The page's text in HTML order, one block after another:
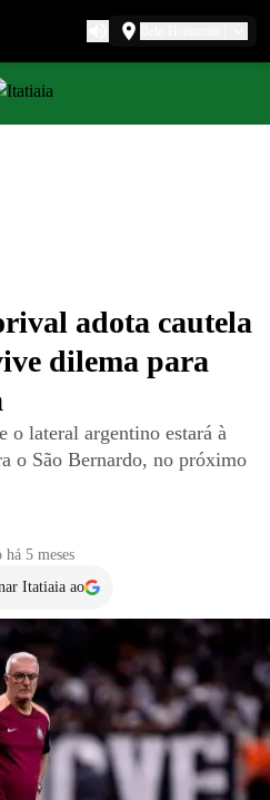
adota cautela
dilema para
o lateral argentino estará à
o São Bernardo, no próximo
há 5 meses
Itatiaia ao